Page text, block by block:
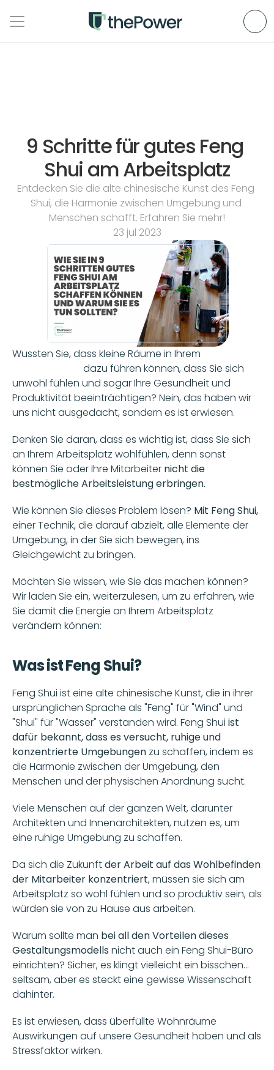
9 Schritte für gutes Feng
Shui am Arbeitsplatz
Entdecken Sie die alte chinesische Kunst des Feng
Shui, die Harmonie zwischen Umgebung und
Menschen schafft. Erfahren Sie mehr!
23 jul 2023
dazu führen können, dass Sie sich
unwohl fühlen und sogar Ihre Gesundheit und
Produktivität beeinträchtigen? Nein, das haben wir
uns nicht ausgedacht, sondern es ist erwiesen.
Denken Sie daran, dass es wichtig ist, dass Sie sich
an Ihrem Arbeitsplatz wohlfühlen, denn sonst
können Sie oder Ihre Mitarbeiter nicht die
bestmögliche Arbeitsleistung erbringen.
Wie können Sie dieses Problem lösen? Mit Feng Shui,
einer Technik, die darauf abzielt, alle Elemente der
Umgebung, in der Sie sich bewegen, ins
Gleichgewicht zu bringen.
Möchten Sie wissen, wie Sie das machen können?
Wir laden Sie ein, weiterzulesen, um zu erfahren, wie
Sie damit die Energie an Ihrem Arbeitsplatz
verändern können:
Was ist Feng Shui?
Feng Shui ist eine alte chinesische Kunst, die in ihrer
ursprünglichen Sprache als "Feng" für "Wind" und
"Shui" für "Wasser" verstanden wird. Feng Shui ist
dafür bekannt, dass es versucht, ruhige und
konzentrierte Umgebungen zu schaffen, indem es
die Harmonie zwischen der Umgebung, den
Menschen und der physischen Anordnung sucht.
Viele Menschen auf der ganzen Welt, darunter
Architekten und Innenarchitekten, nutzen es, um
eine ruhige Umgebung zu schaffen.
Da sich die Zukunft der Arbeit auf das Wohlbefinden
der Mitarbeiter konzentriert, müssen sie sich am
Arbeitsplatz so wohl fühlen und so produktiv sein, als
würden sie von zu Hause aus arbeiten.
Warum sollte man bei all den Vorteilen dieses
Gestaltungsmodells nicht auch ein Feng Shui-Büro
einrichten? Sicher, es klingt vielleicht ein bisschen...
seltsam, aber es steckt eine gewisse Wissenschaft
dahinter.
Es ist erwiesen, dass überfüllte Wohnräume
Auswirkungen auf unsere Gesundheit haben und als
Stressfaktor wirken.